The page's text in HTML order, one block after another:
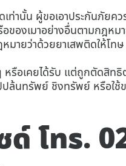
ท่านั้น ผู้ขอเอาประกันภัยค
ของเมาอย่างอื่นตามกฎหม
ายว่าด้วยยาเสพติดให้โ
หรือเคยได้รับ แต่ถูกตัดสิ
ล้นทรัพย์ ชิงทรัพย์ หรือใช้
ด์ โทร.